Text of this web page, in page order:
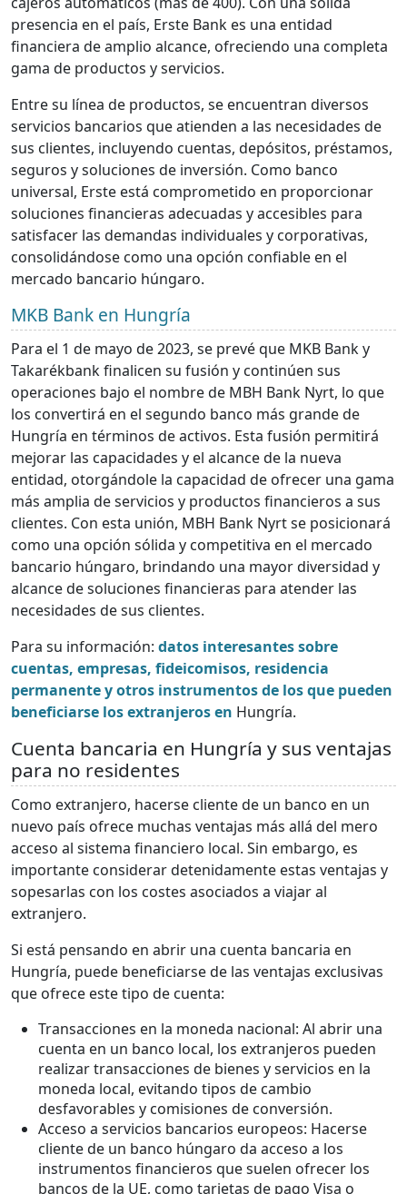
presencia en el país, Erste Bank es una entidad
financiera de amplio alcance, ofreciendo una completa
gama de productos y servicios.
Entre su línea de productos, se encuentran diversos
servicios bancarios que atienden a las necesidades de
sus clientes, incluyendo cuentas, depósitos, préstamos,
seguros y soluciones de inversión. Como banco
universal, Erste está comprometido en proporcionar
soluciones financieras adecuadas y accesibles para
satisfacer las demandas individuales y corporativas,
consolidándose como una opción confiable en el
mercado bancario húngaro.
MKB Bank en Hungría
Para el 1 de mayo de 2023, se prevé que MKB Bank y
Takarékbank finalicen su fusión y continúen sus
operaciones bajo el nombre de MBH Bank Nyrt, lo que
los convertirá en el segundo banco más grande de
Hungría en términos de activos. Esta fusión permitirá
mejorar las capacidades y el alcance de la nueva
entidad, otorgándole la capacidad de ofrecer una gama
más amplia de servicios y productos financieros a sus
clientes. Con esta unión, MBH Bank Nyrt se posicionará
como una opción sólida y competitiva en el mercado
bancario húngaro, brindando una mayor diversidad y
alcance de soluciones financieras para atender las
necesidades de sus clientes.
Para su información: datos interesantes sobre
cuentas, empresas, fideicomisos, residencia
permanente y otros instrumentos de los que pueden
beneficiarse los extranjeros en Hungría.
Cuenta bancaria en Hungría y sus ventajas
para no residentes
Como extranjero, hacerse cliente de un banco en un
nuevo país ofrece muchas ventajas más allá del mero
acceso al sistema financiero local. Sin embargo, es
importante considerar detenidamente estas ventajas y
sopesarlas con los costes asociados a viajar al
extranjero.
Si está pensando en abrir una cuenta bancaria en
Hungría, puede beneficiarse de las ventajas exclusivas
que ofrece este tipo de cuenta:
Transacciones en la moneda nacional: Al abrir una
cuenta en un banco local, los extranjeros pueden
realizar transacciones de bienes y servicios en la
moneda local, evitando tipos de cambio
desfavorables y comisiones de conversión.
Acceso a servicios bancarios europeos: Hacerse
cliente de un banco húngaro da acceso a los
instrumentos financieros que suelen ofrecer los
bancos de la UE, como tarjetas de pago Visa o